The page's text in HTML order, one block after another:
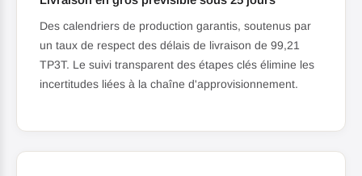
Des calendriers de production garantis, soutenus par
un taux de respect des délais de livraison de 99,21
TP3T. Le suivi transparent des étapes clés élimine les
incertitudes liées à la chaîne d'approvisionnement.